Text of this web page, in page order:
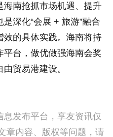
海南抢抓市场机遇、提升
深化“会展 + 旅游”融合
效的具体实践。海南将持
台，做优做强海南会奖
贸易港建设。
息发布平台，享友资讯仅
章内容、版权等问题，请